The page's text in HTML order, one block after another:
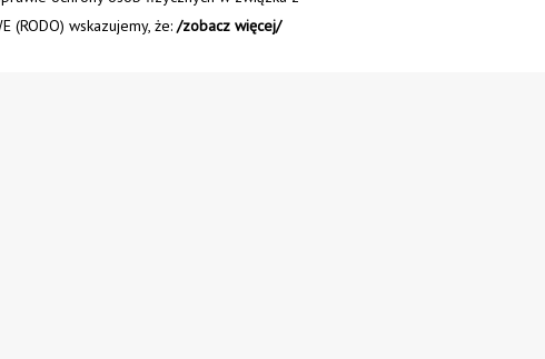
wskazujemy, że: /zobacz więcej/